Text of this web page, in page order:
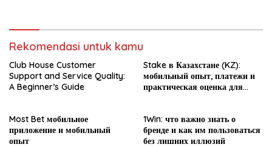
Rekomendasi untuk kamu
Club House Customer
Support and Service Quality:
A Beginner’s Guide
Stake в Казахстане (KZ):
мобильный опыт, платежи и
практическая оценка для
Most Bet мобильное
приложение и мобильный
опыт
1Win: что важно знать о
бренде и как им пользоваться
без лишних иллюзий